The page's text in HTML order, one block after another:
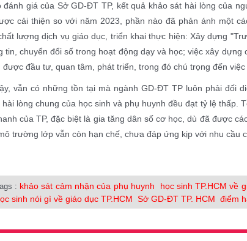
đánh giá của Sở GD-ĐT TP, kết quả khảo sát hài lòng của
cải thiện so với năm 2023, phần nào đã phản ánh một
lượng dịch vụ giáo dục, triển khai thực hiện: Xây dựng
tin, chuyển đổi số trong hoạt động dạy và học; việc xây
được đầu tư, quan tâm, phát triển, trong đó chú trọng đến
vẫn có những tồn tại mà ngành GD-ĐT TP luôn phải đối
hài lòng chung của học sinh và phụ huynh đều đạt tỷ lệ thấp.
của TP, đặc biệt là gia tăng dân số cơ học, dù đã được
trường lớp vẫn còn hạn chế, chưa đáp ứng kịp với nhu cầu
: khảo sát cảm nhận của phụ huynh học sinh TP.HCM về
sinh nói gì về giáo dục TP.HCM Sở GD-ĐT TP. HCM điểm